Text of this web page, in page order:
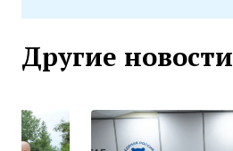
Другие новости